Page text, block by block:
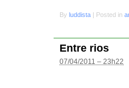
By luddista | Posted in
Entre rios
07/04/2011 – 23h22